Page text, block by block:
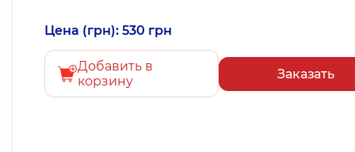
Цена (грн): 530 грн
Добавить в
корзину
Заказать